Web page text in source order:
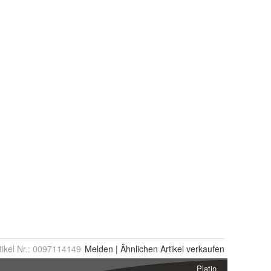
Nr.: 0097114149 Melden | Ähnlichen Artikel verkaufen
Platin